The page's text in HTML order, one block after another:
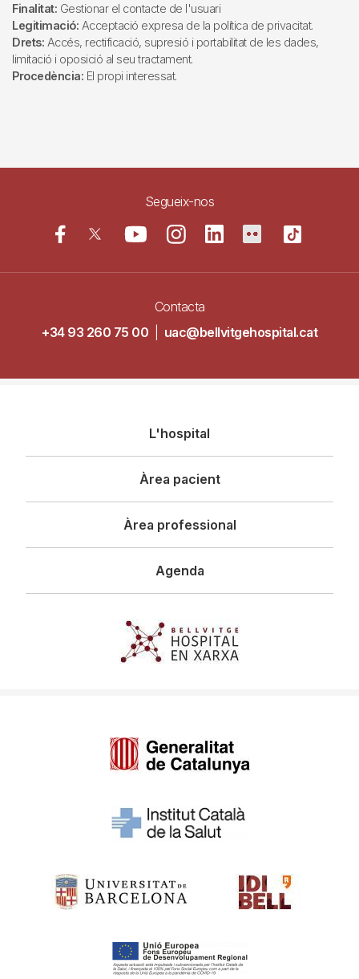
Finalitat: Gestionar el contacte de l'usuari
Legitimació: Acceptació expresa de la política de privacitat.
Drets: Accés, rectificació, supresió i portabilitat de les dades,
limitació i oposició al seu tractament.
Procedència: El propi interessat.
Segueix-nos
Contacta
+34 93 260 75 00
uac@bellvitgehospital.cat
principal
L'hospital
Àrea pacient
Àrea professional
Agenda